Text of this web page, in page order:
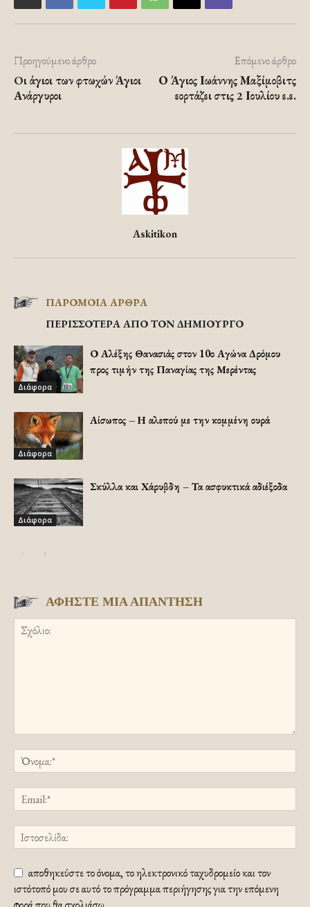
Προηγούμενο άρθρο
Oι άγιοι των φτωχών Άγιοι
Ανάργυροι
Επόμενο άρθρο
Ο Άγιος Ιωάννης Μαξίμοβιτς
εορτάζει στις 2 Ιουλίου ε.ε.
Askitikon
ΠΑΡΟΜΟΙΑ ΑΡΘΡΑ
ΠΕΡΙΣΣΟΤΕΡΑ ΑΠΟ ΤΟΝ ΔΗΜΙΟΥΡΓΟ
Διάφορα
Ο Αλέξης Θανασιάς στον 10ο Αγώνα Δρόμου
προς τιμήν της Παναγίας της Μερέντας
Διάφορα
Αίσωπος – Η αλεπού με την κομμένη ουρά
Διάφορα
Σκύλλα και Χάρυβδη – Τα ασφυκτικά αδιέξοδα
ΑΦΗΣΤΕ ΜΙΑ ΑΠΑΝΤΗΣΗ
αποθηκεύστε το όνομα, το ηλεκτρονικό ταχυδρομείο και τον
ιστότοπό μου σε αυτό το πρόγραμμα περιήγησης για την επόμενη